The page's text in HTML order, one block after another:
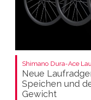
Shimano Dura-Ace
Neue
Speichen und
Gewicht